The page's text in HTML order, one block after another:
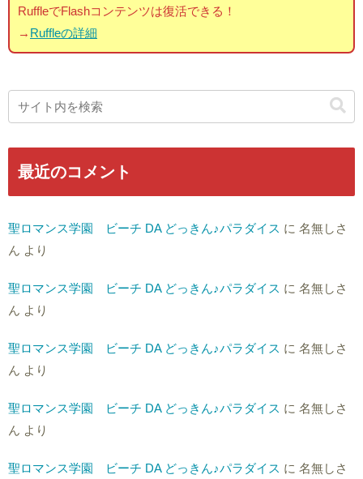
RuffleでFlashコンテンツは復活できる！
→ Ruffleの詳細
最近のコメント
聖ロマンス学園 ビーチ DA どっきん♪パラダイス に 名無しさ
ん より
聖ロマンス学園 ビーチ DA どっきん♪パラダイス に 名無しさ
ん より
聖ロマンス学園 ビーチ DA どっきん♪パラダイス に 名無しさ
ん より
聖ロマンス学園 ビーチ DA どっきん♪パラダイス に 名無しさ
ん より
聖ロマンス学園 ビーチ DA どっきん♪パラダイス に 名無しさ